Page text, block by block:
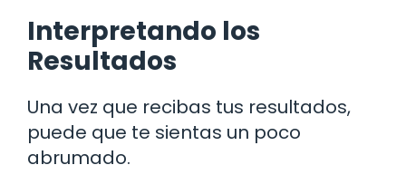
Interpretando los
Resultados
Una vez que recibas tus resultados,
puede que te sientas un poco
abrumado.